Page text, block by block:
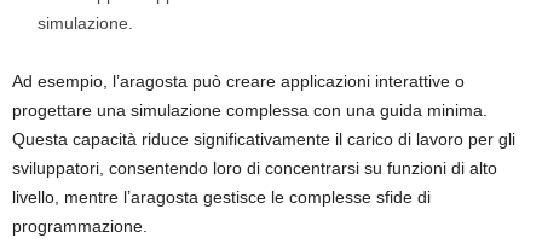
simulazione.
Ad esempio, l’aragosta può creare applicazioni interattive o
progettare una simulazione complessa con una guida minima.
Questa capacità riduce significativamente il carico di lavoro per gli
sviluppatori, consentendo loro di concentrarsi su funzioni di alto
livello, mentre l’aragosta gestisce le complesse sfide di
programmazione.